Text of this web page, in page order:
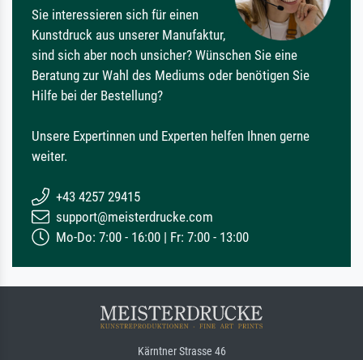
Sie interessieren sich für einen
Kunstdruck aus unserer Manufaktur,
sind sich aber noch unsicher? Wünschen Sie eine
Beratung zur Wahl des Mediums oder benötigen Sie
Hilfe bei der Bestellung?
Unsere Expertinnen und Experten helfen Ihnen gerne
weiter.
+43 4257 29415
support@meisterdrucke.com
Mo-Do: 7:00 - 16:00 | Fr: 7:00 - 13:00
Kärntner Strasse 46